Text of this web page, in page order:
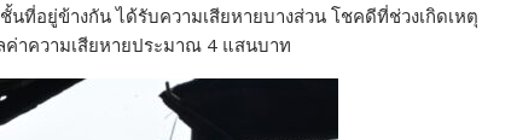
ที่อยู่ข้างกัน ได้รับความเสียหายบางส่วน โชคดีที่ช่วงเกิดเหตุ
าความเสียหายประมาณ 4 แสนบาท